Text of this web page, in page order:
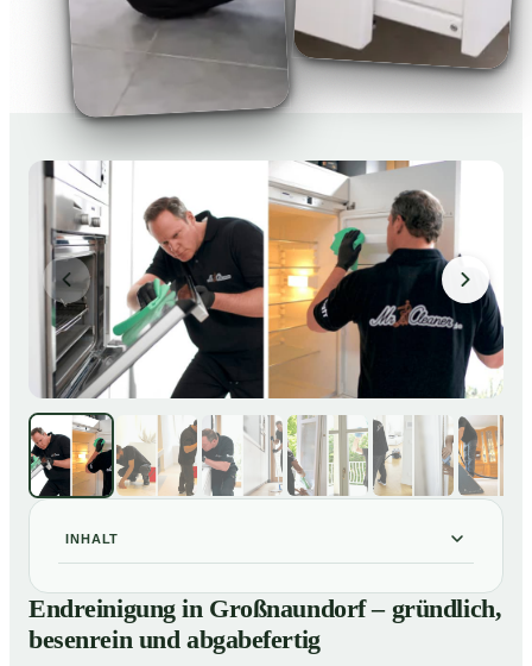
INHALT
01 Endreinigung in Großnaundorf – gründlich, besenrein
und abgabefertig
Unsere Leistungen im Überblick
Endreinigung in Großnaundorf – gründlich,
besenrein und abgabefertig